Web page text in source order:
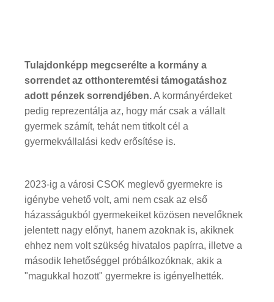
Tulajdonképp megcserélte a kormány a
sorrendet az otthonteremtési támogatáshoz
adott pénzek sorrendjében.A kormányérdeket
pedig reprezentálja az, hogy már csak a vállalt
gyermek számít, tehát nem titkolt cél a
gyermekvállalási kedv erősítése is.
2023-ig a városi CSOK meglevő gyermekre is
igénybe vehető volt, ami nem csak az első
házasságukból gyermekeiket közösen nevelőknek
jelentett nagy előnyt, hanem azoknak is, akiknek
ehhez nem volt szükség hivatalos papírra, illetve a
második lehetőséggel próbálkozóknak, akik a
"magukkal hozott" gyermekre is igényelhették.